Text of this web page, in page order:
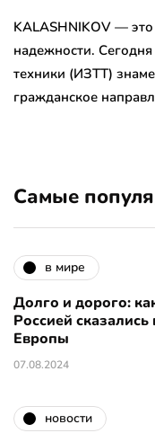
KALASHNIKOV —
надежности.
техники (ИЗТТ)
гражданское
Самые
в мире
Долго и дорого:
Россией
Европы
07.08.2024
новости